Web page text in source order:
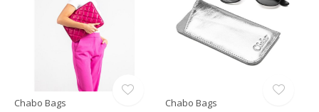
Chabo Bags Chabo Bags